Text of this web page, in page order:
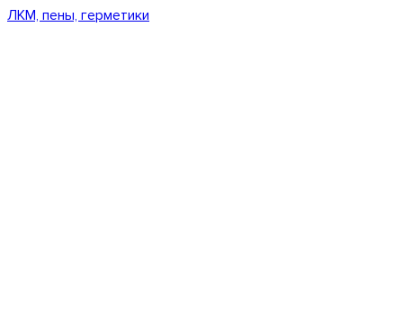
ЛКМ, пены, герметики